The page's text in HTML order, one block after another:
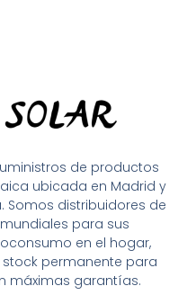
de productos
ubicada en Madrid y
Somos distribuidores de
para sus
en el hogar,
permanente para
máximas garantías.